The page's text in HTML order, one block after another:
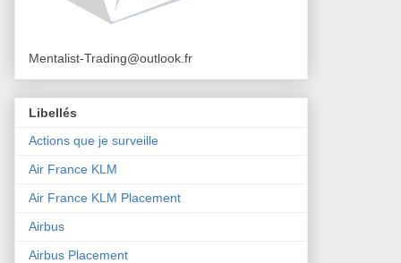
Mentalist-Trading@outlook.fr
Libellés
Actions que je surveille
Air France KLM
Air France KLM Placement
Airbus
Airbus Placement